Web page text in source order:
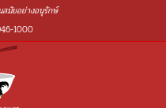
มัยอย่างอนุรักษ์
1000